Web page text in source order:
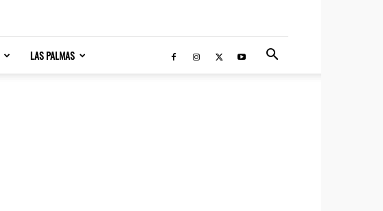
LAS PALMAS